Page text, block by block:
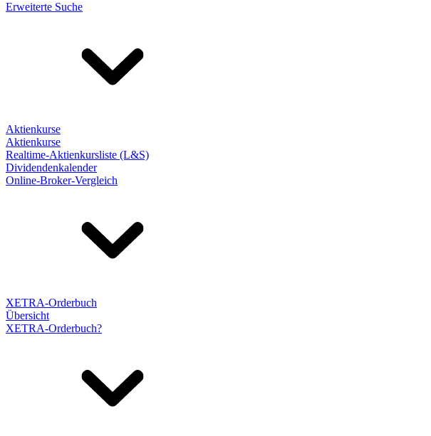
Erweiterte Suche
Aktienkurse
Aktienkurse
Realtime-Aktienkursliste (L&S)
Dividendenkalender
Online-Broker-Vergleich
XETRA-Orderbuch
Übersicht
XETRA-Orderbuch?